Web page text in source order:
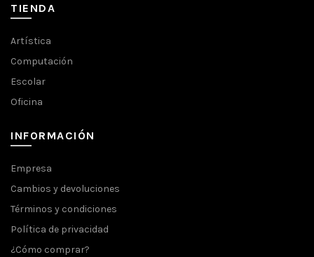
TIENDA
Artística
Computación
Escolar
Oficina
INFORMACIÓN
Empresa
Cambios y devoluciones
Términos y condiciones
Política de privacidad
¿Cómo comprar?